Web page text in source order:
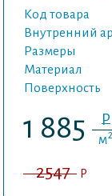
Код товара
Внутренний
Размеры
Материал
Поверхность
1 885 P
м2
2547 P